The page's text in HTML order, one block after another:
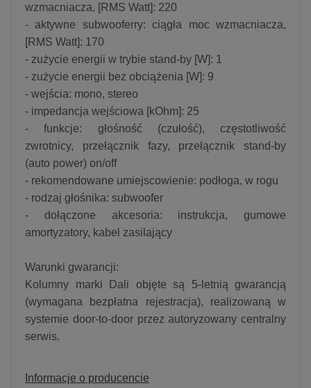
wzmacniacza, [RMS Watt]: 220
- aktywne subwooferry: ciągła moc wzmacniacza,
[RMS Watt]: 170
- zużycie energii w trybie stand-by [W]: 1
- zużycie energii bez obciążenia [W]: 9
- wejścia: mono, stereo
- impedancja wejściowa [kOhm]: 25
- funkcje: głośność (czułość), częstotliwość
zwrotnicy, przełącznik fazy, przełącznik stand-by
(auto power) on/off
- rekomendowane umiejscowienie: podłoga, w rogu
- rodzaj głośnika: subwoofer
- dołączone akcesoria: instrukcja, gumowe
amortyzatory, kabel zasilający
Warunki gwarancji:
Kolumny marki Dali objęte są 5-letnią gwarancją
(wymagana bezpłatna rejestracja), realizowaną w
systemie door-to-door przez autoryzowany centralny
serwis.
Informacje o producencie